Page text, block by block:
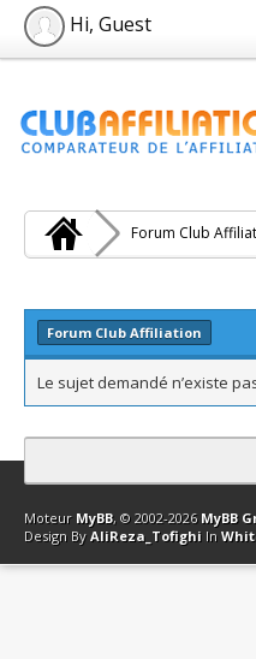
Hi, Guest
Forum Club
Forum Club Affiliation
Le sujet demandé n’existe
Contact Club Affiliation
Moteur MyBB, © 2002-2026 MyBB
Design By AliReza_Tofighi In